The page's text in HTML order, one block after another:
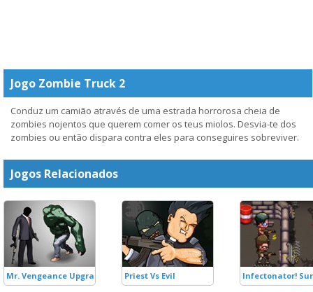
Jogo Zombie Truck 2
Conduz um camião através de uma estrada horrorosa cheia de
zombies nojentos que querem comer os teus miolos. Desvia-te dos
zombies ou então dispara contra eles para conseguires sobreviver.
Jogos Relacionados
Mr. Vengeance Upgrade Priest Vs Evil Infectonator!